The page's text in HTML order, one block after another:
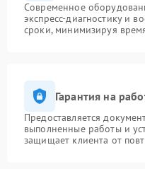
Современное
экспресс-диагностику и
сроки, минимизируя
Гарантия на
Предоставляется
выполненные работы и
защищает клиента от